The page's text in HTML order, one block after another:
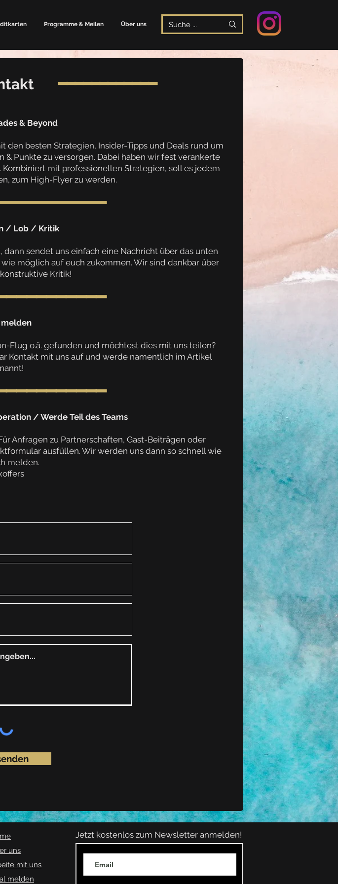
Programme & Meilen Über uns
━━━━━━━━━━━━
& Beyond
den besten Strategien, Insider-Tipps und Deals rund um
Punkte zu versorgen. Dabei haben wir fest verankerte
mit professionellen Strategien, soll es jedem
zum High-Flyer zu werden.
━━━━━━━━━━
/ Lob / Kritik
sendet uns einfach eine Nachricht über das unten
möglich auf euch zukommen. Wir sind dankbar über
Kritik!
melden
Flug o.ä. gefunden und möchtest dies mit uns teilen?
Kontakt mit uns auf und werde namentlich im Artikel
/ Werde Teil des Teams
Anfragen zu Partnerschaften, Gast-Beiträgen oder
ausfüllen. Wir werden uns dann so schnell wie
melden.
uns
mit uns
melden
Jetzt kostenlos zum Newsletter anmelden!